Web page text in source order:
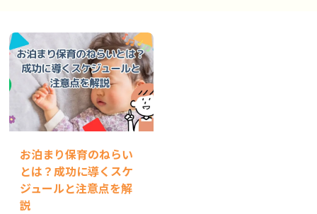
お泊まり保育のねらい
とは？成功に導くスケ
ジュールと注意点を解
説